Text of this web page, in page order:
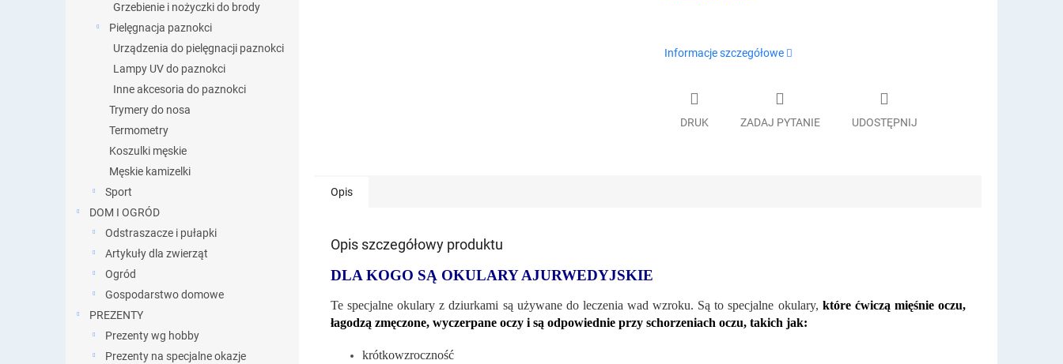
Grzebienie i nożyczki do brody
Pielęgnacja paznokci
Urządzenia do pielęgnacji paznokci
Lampy UV do paznokci
Inne akcesoria do paznokci
Trymery do nosa
Termometry
Koszulki męskie
Męskie kamizelki
Sport
DOM I OGRÓD
Odstraszacze i pułapki
Artykuły dla zwierząt
Ogród
Gospodarstwo domowe
PREZENTY
Prezenty wg hobby
Prezenty na specjalne okazje
Informacje szczegółowe
DRUK ZADAJ PYTANIE UDOSTĘPNIJ
Opis
Opis szczegółowy produktu
DLA KOGO SĄ OKULARY AJURWEDYJSKIE
Te specjalne okulary z dziurkami są używane do leczenia wad wzroku. Są to specjalne okulary, które ćwiczą mięśnie oczu,
łagodzą zmęczone, wyczerpane oczy i są odpowiednie przy schorzeniach oczu, takich jak:
krótkowzroczność